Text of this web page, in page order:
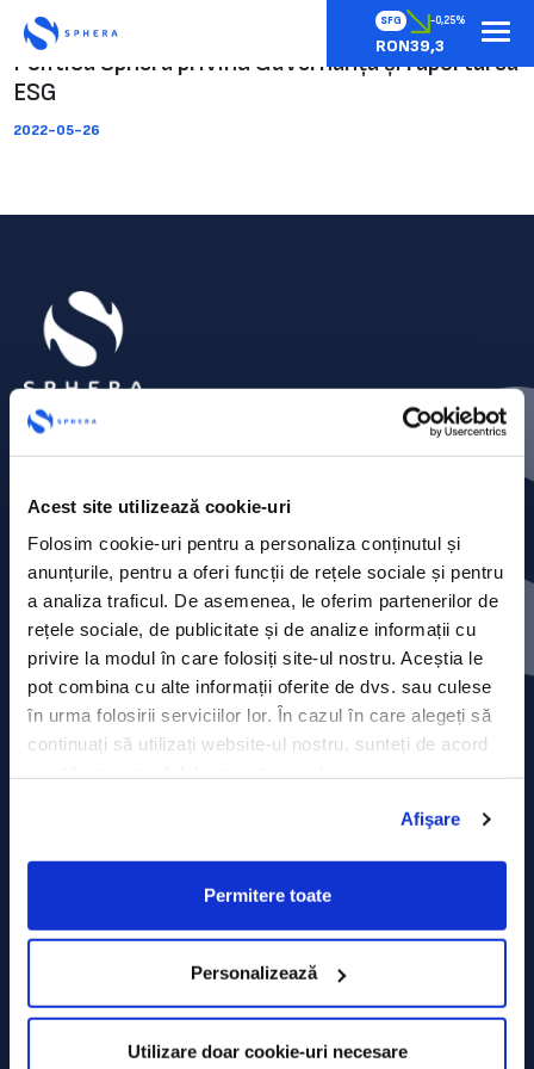
Acest site utilizează cookie-uri
Folosim cookie-uri pentru a personaliza conținutul și
anunțurile, pentru a oferi funcții de rețele sociale și pentru
a analiza traficul. De asemenea, le oferim partenerilor de
rețele sociale, de publicitate și de analize informații cu
privire la modul în care folosiți site-ul nostru. Aceștia le
pot combina cu alte informații oferite de dvs. sau culese
în urma folosirii serviciilor lor. În cazul în care alegeți să
continuați să utilizați website-ul nostru, sunteți de acord
Afişare
Permitere toate
Personalizează
Utilizare doar cookie-uri necesare
SFG -0,25%
RON39,3
Politica Sphera privind Guvernanța și raportarea
ESG
2022-05-26
Contact
Comunicate de presă
Politica de confidențialitate
Politica de prelucrare a datelor
Declarația Cookie